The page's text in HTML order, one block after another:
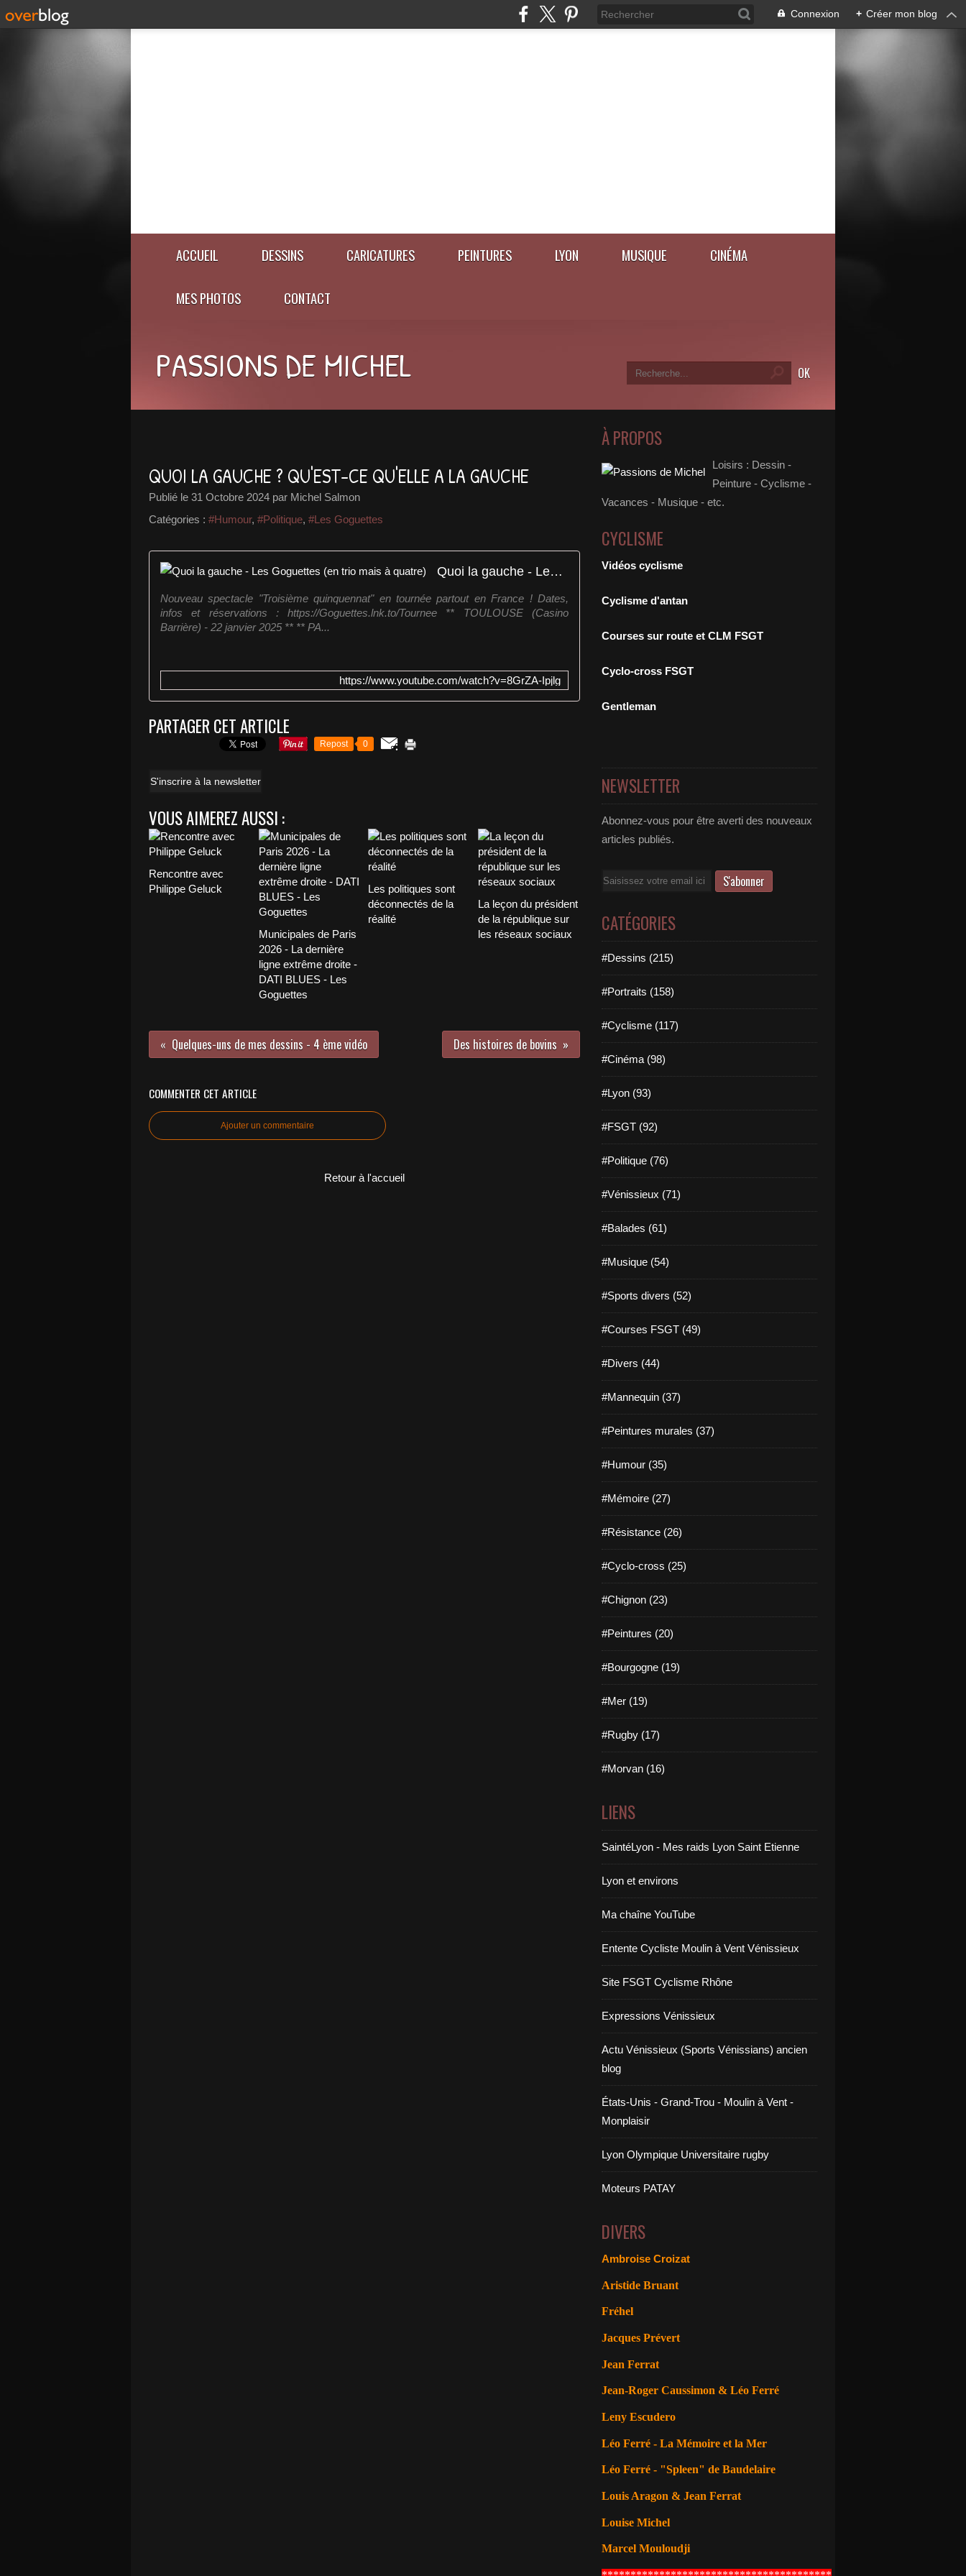
Connexion + Créer mon blog
ACCUEIL DESSINS CARICATURES PEINTURES LYON MUSIQUE CINÉMA
MES PHOTOS CONTACT
PASSIONS DE MICHEL
QUOI LA GAUCHE ? QU'EST-CE QU'ELLE A LA GAUCHE
Publié le 31 Octobre 2024 par Michel Salmon
Catégories : #Humour, #Politique, #Les Goguettes
Quoi la gauche - Les Goguettes (en trio mais à quatre)
Nouveau spectacle "Troisième quinquennat" en tournée partout en France ! Dates,
infos et réservations : https://Goguettes.lnk.to/Tournee ** TOULOUSE (Casino
Barrière) - 22 janvier 2025 ** ** PA...
https://www.youtube.com/watch?v=8GrZA-Ipjlg
PARTAGER CET ARTICLE
Repost 0
S'inscrire à la newsletter
VOUS AIMEREZ AUSSI :
Rencontre avec
Philippe Geluck
Municipales de Paris
2026 - La dernière
ligne extrême droite -
DATI BLUES - Les
Goguettes
Les politiques sont
déconnectés de la
réalité
La leçon du président
de la république sur
les réseaux sociaux
Quelques-uns de mes dessins - 4 ème vidéo Des histoires de bovins
COMMENTER CET ARTICLE
Ajouter un commentaire
Retour à l'accueil
À PROPOS
Loisirs : Dessin -
Peinture - Cyclisme -
Vacances - Musique - etc.
CYCLISME
Vidéos cyclisme
Cyclisme d'antan
Courses sur route et CLM FSGT
Cyclo-cross FSGT
Gentleman
NEWSLETTER
Abonnez-vous pour être averti des nouveaux
articles publiés.
Email
CATÉGORIES
#Dessins (215)
#Portraits (158)
#Cyclisme (117)
#Cinéma (98)
#Lyon (93)
#FSGT (92)
#Politique (76)
#Vénissieux (71)
#Balades (61)
#Musique (54)
#Sports divers (52)
#Courses FSGT (49)
#Divers (44)
#Mannequin (37)
#Peintures murales (37)
#Humour (35)
#Mémoire (27)
#Résistance (26)
#Cyclo-cross (25)
#Chignon (23)
#Peintures (20)
#Bourgogne (19)
#Mer (19)
#Rugby (17)
#Morvan (16)
LIENS
SaintéLyon - Mes raids Lyon Saint Etienne
Lyon et environs
Ma chaîne YouTube
Entente Cycliste Moulin à Vent Vénissieux
Site FSGT Cyclisme Rhône
Expressions Vénissieux
Actu Vénissieux (Sports Vénissians) ancien
blog
États-Unis - Grand-Trou - Moulin à Vent -
Monplaisir
Lyon Olympique Universitaire rugby
Moteurs PATAY
DIVERS
Ambroise Croizat
Aristide Bruant
Fréhel
Jacques Prévert
Jean Ferrat
Jean-Roger Caussimon & Léo Ferré
Leny Escudero
Léo Ferré - La Mémoire et la Mer
Léo Ferré - "Spleen" de Baudelaire
Louis Aragon & Jean Ferrat
Louise Michel
Marcel Mouloudji